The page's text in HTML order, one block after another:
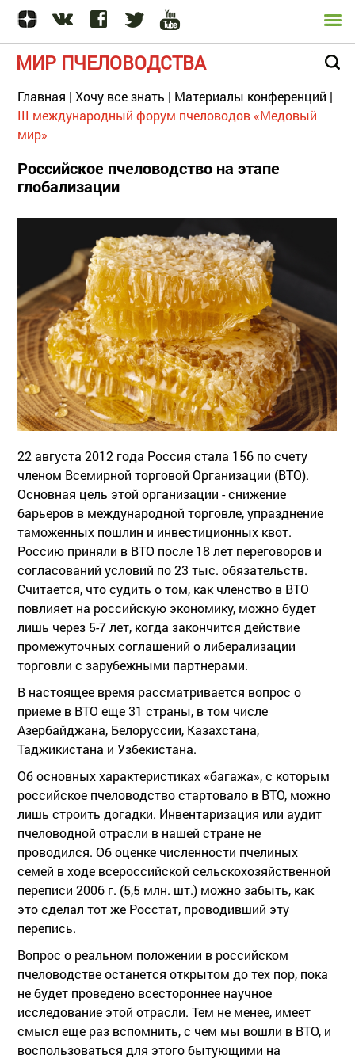
МИР ПЧЕЛОВОДСТВА
Главная | Хочу все знать | Материалы конференций |
III международный форум пчеловодов «Медовый
мир»
Российское пчеловодство на этапе
глобализации
22 августа 2012 года Россия стала 156 по счету
членом Всемирной торговой Организации (ВТО).
Основная цель этой организации - снижение
барьеров в международной торговле, упразднение
таможенных пошлин и инвестиционных квот.
Россию приняли в ВТО после 18 лет переговоров и
согласований условий по 23 тыс. обязательств.
Считается, что судить о том, как членство в ВТО
повлияет на российскую экономику, можно будет
лишь через 5-7 лет, когда закончится действие
промежуточных соглашений о либерализации
торговли с зарубежными партнерами.
В настоящее время рассматривается вопрос о
приеме в ВТО еще 31 страны, в том числе
Азербайджана, Белоруссии, Казахстана,
Таджикистана и Узбекистана.
Об основных характеристиках «багажа», с которым
российское пчеловодство стартовало в ВТО, можно
лишь строить догадки. Инвентаризация или аудит
пчеловодной отрасли в нашей стране не
проводился. Об оценке численности пчелиных
семей в ходе всероссийской сельскохозяйственной
переписи 2006 г. (5,5 млн. шт.) можно забыть, как
это сделал тот же Росстат, проводивший эту
перепись.
Вопрос о реальном положении в российском
пчеловодстве останется открытом до тех пор, пока
не будет проведено всестороннее научное
исследование этой отрасли. Тем не менее, имеет
смысл еще раз вспомнить, с чем мы вошли в ВТО, и
воспользоваться для этого бытующими на